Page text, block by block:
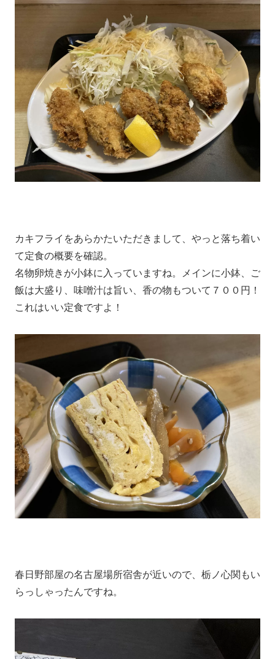
カキフライをあらかたいただきまして、やっと落ち着い
て定食の概要を確認。
名物卵焼きが小鉢に入っていますね。メインに小鉢、ご
飯は大盛り、味噌汁は旨い、香の物もついて７００円！
これはいい定食ですよ！
春日野部屋の名古屋場所宿舎が近いので、栃ノ心関もい
らっしゃったんですね。